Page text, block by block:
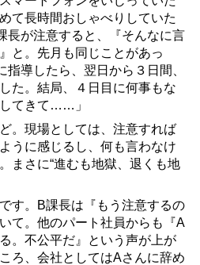
て長時間おしゃべりしていた
長が注意すると、『そんなに言
と。先月も同じことがあっ
指導したら、翌日から３日間、
た。結局、４日目に何事もな
てきて …… 」
ど。現場としては、注意すれば
うに感じるし、何も言わなけ
まさに“進むも地獄、退くも地
す。 B課長は『もう注意するの
て。他のパート社員からも『A
。不公平だ』という声が上が
ろ、会社としてはAさんに辞め